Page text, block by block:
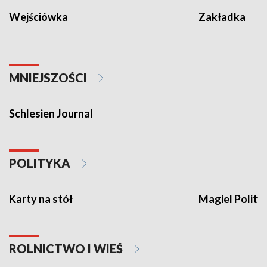
Wejściówka Zakładka
MNIEJSZOŚCI
Schlesien Journal
POLITYKA
Karty na stół Magiel
ROLNICTWO I WIEŚ